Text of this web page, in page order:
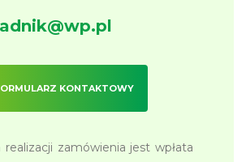
KONTAKTOWY
zamówienia jest wpłata